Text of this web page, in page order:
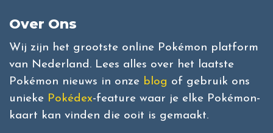
Over Ons
Wij zijn het grootste online Pokémon platform
van Nederland. Lees alles over het laatste
Pokémon nieuws in onze blog of gebruik ons
unieke Pokédex-feature waar je elke Pokémon-
kaart kan vinden die ooit is gemaakt.